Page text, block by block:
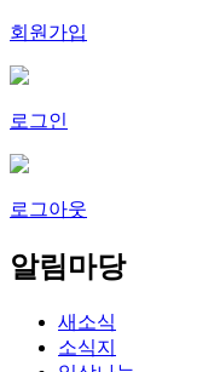
회원가입
로그인
로그아웃
알림마당
새소식
소식지